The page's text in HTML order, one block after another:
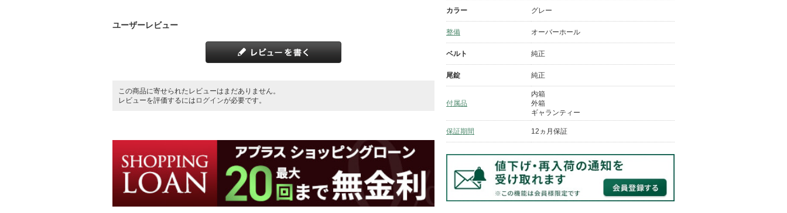
ユーザーレビュー
この商品に寄せられたレビューはまだありません。
レビューを評価するには ログインが必要です。
カラー グレー
整備 オーバーホール
ベルト 純正
尾錠 純正
付属品
内箱
外箱
ギャランティー
保証期間 12ヵ月保証